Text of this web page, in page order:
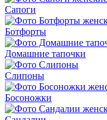
Сапоги
Ботфорты
Домашние тапочки
Слипоны
Босоножки